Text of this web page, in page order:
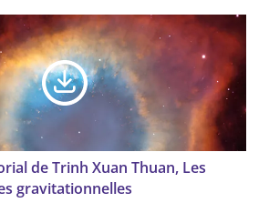
de Trinh Xuan Thuan, Les
gravitationnelles